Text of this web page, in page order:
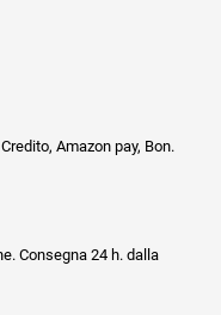
Amazon pay, Bon.
Consegna 24 h. dalla